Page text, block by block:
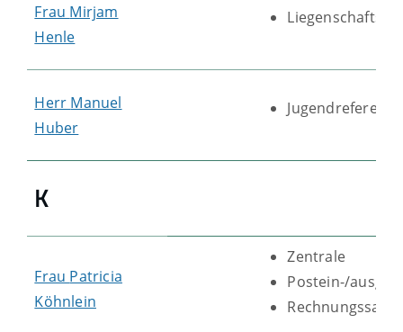
Frau Mirjam
Henle
Herr Manuel
Huber
Jugendreferent
K
Frau Patricia
Köhnlein
Zentrale
Postein-/